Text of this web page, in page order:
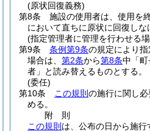
(原状回復義務)
第8条
施設の使用者は、使用を
において直ちに原状に回復しな
(指定管理者に管理を行わせる
第9条
条例第9条の規定により
場合は、 第2条から第8条中「
者」と読み替えるものとする。
(委任)
第10条
この規則 の施行に関し
める。
附 則
この規則 は、公布の日から施行